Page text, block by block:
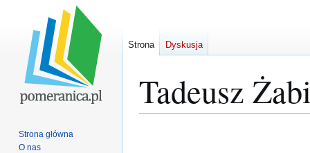
Tadeusz
Strona Dyskusja
Strona główna
O nas